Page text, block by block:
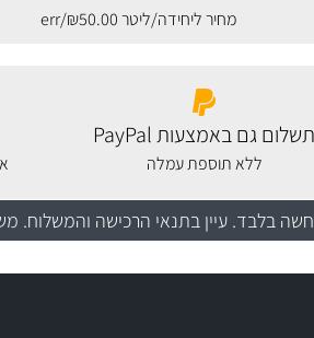
מחיר ליחידה/ליטר
₪50.00
/err
תשלום גם באמצעות PayPal
ללא תוספת עמלה
בלבד. עיין בתנאי הרכישה והמשלוח.